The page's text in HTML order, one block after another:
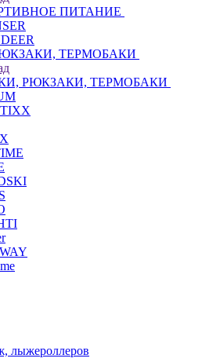
ПИТАНИЕ
ТЕРМОБАКИ
РЮКЗАКИ, ТЕРМОБАКИ
лыжероллеров